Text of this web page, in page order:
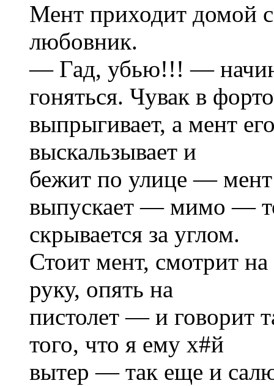
Мент приходит домой
любовник.
— Гад, убью!!! —
гоняться. Чувак в
выпрыгивает, а мент
выскальзывает и
бежит по улице —
выпускает — мимо —
скрывается за углом.
Стоит мент, смотрит на
руку, опять на
пистолет — и говорит
того, что я ему х#й
вытер — так еще и